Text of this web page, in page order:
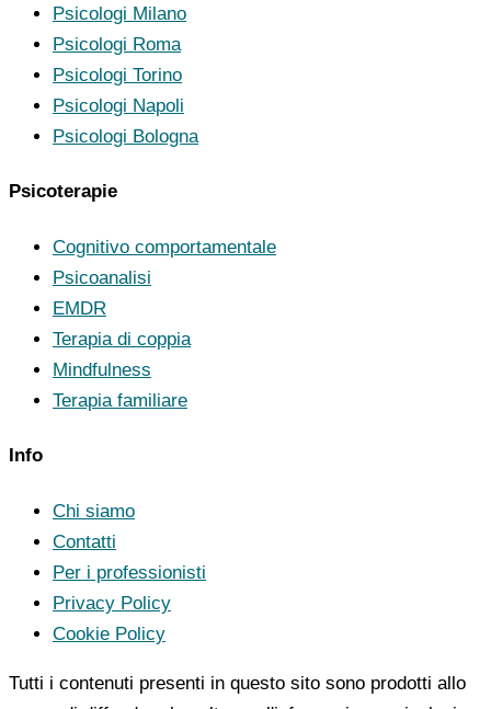
Psicologi Milano
Psicologi Roma
Psicologi Torino
Psicologi Napoli
Psicologi Bologna
Psicoterapie
Cognitivo comportamentale
Psicoanalisi
EMDR
Terapia di coppia
Mindfulness
Terapia familiare
Info
Chi siamo
Contatti
Per i professionisti
Privacy Policy
Cookie Policy
Tutti i contenuti presenti in questo sito sono prodotti allo